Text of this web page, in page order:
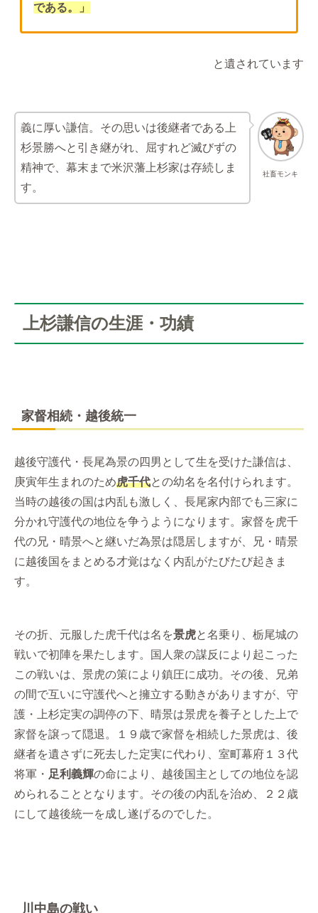
である。」
と遺されています
社畜モンキ
義に厚い謙信。その思いは後継者である上
杉景勝へと引き継がれ、屈すれど滅びずの
精神で、幕末まで米沢藩上杉家は存続しま
す。
上杉謙信の生涯・功績
家督相続・越後統一
越後守護代・長尾為景の四男として生を受けた謙信は、
庚寅年生まれのため虎千代との幼名を名付けられます。
当時の越後の国は内乱も激しく、長尾家内部でも三家に
分かれ守護代の地位を争うようになります。家督を虎千
代の兄・晴景へと継いだ為景は隠居しますが、兄・晴景
に越後国をまとめる才覚はなく内乱がたびたび起きま
す。
その折、元服した虎千代は名を景虎と名乗り、栃尾城の
戦いで初陣を果たします。国人衆の謀反により起こった
この戦いは、景虎の策により鎮圧に成功。その後、兄弟
の間で互いに守護代へと擁立する動きがありますが、守
護・上杉定実の調停の下、晴景は景虎を養子とした上で
家督を譲って隠退。１９歳で家督を相続した景虎は、後
継者を遺さずに死去した定実に代わり、室町幕府１３代
将軍・ 足利義輝の命により、越後国主としての地位を認
められることとなります。その後の内乱を治め、２２歳
にして越後統一を成し遂げるのでした。
川中島の戦い